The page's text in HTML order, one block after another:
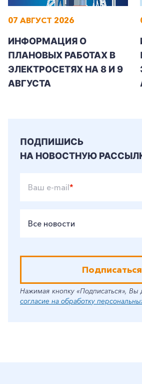
07 АВГУСТ 2026
ИНФОРМАЦИЯ О
ПЛАНОВЫХ РАБОТАХ В
ЭЛЕКТРОСЕТЯХ НА 8 И 9
АВГУСТА
ПОДПИШИСЬ
НА НОВОСТНУЮ
Ваш e-mail*
Все новости
Подписаться
Нажимая кнопку «Подписаться», Вы
согласие на обработку